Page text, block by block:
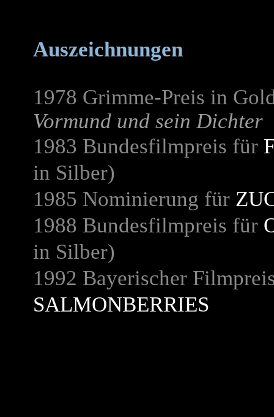
Auszeichnungen
1978 Grimme-Preis in
Vormund und sein Dichter
1983 Bundesfilmpreis für
in Silber)
1985 Nominierung für
1988 Bundesfilmpreis für
in Silber)
1992 Bayerischer
SALMONBERRIES